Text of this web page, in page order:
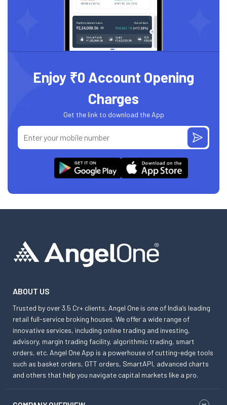
Enjoy ₹0 Account Opening
Charges
Get the link to download the App
ABOUT US
Trusted by over 3.5 Cr+ clients, Angel One is one of India’s leading
retail full-service broking houses. We offer a wide range of
innovative services, including online trading and investing,
advisory, margin trading facility, algorithmic trading, smart
orders, etc. Angel One App is a powerhouse of cutting-edge tools
such as basket orders, GTT orders, SmartAPI, advanced charts
and others that help you navigate capital markets like a pro.